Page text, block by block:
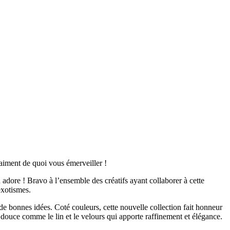
de quoi vous émerveiller !
! Bravo à l’ensemble des créatifs ayant collaborer à cette
bonnes idées. Coté couleurs, cette nouvelle collection fait honneur
comme le lin et le velours qui apporte raffinement et élégance.